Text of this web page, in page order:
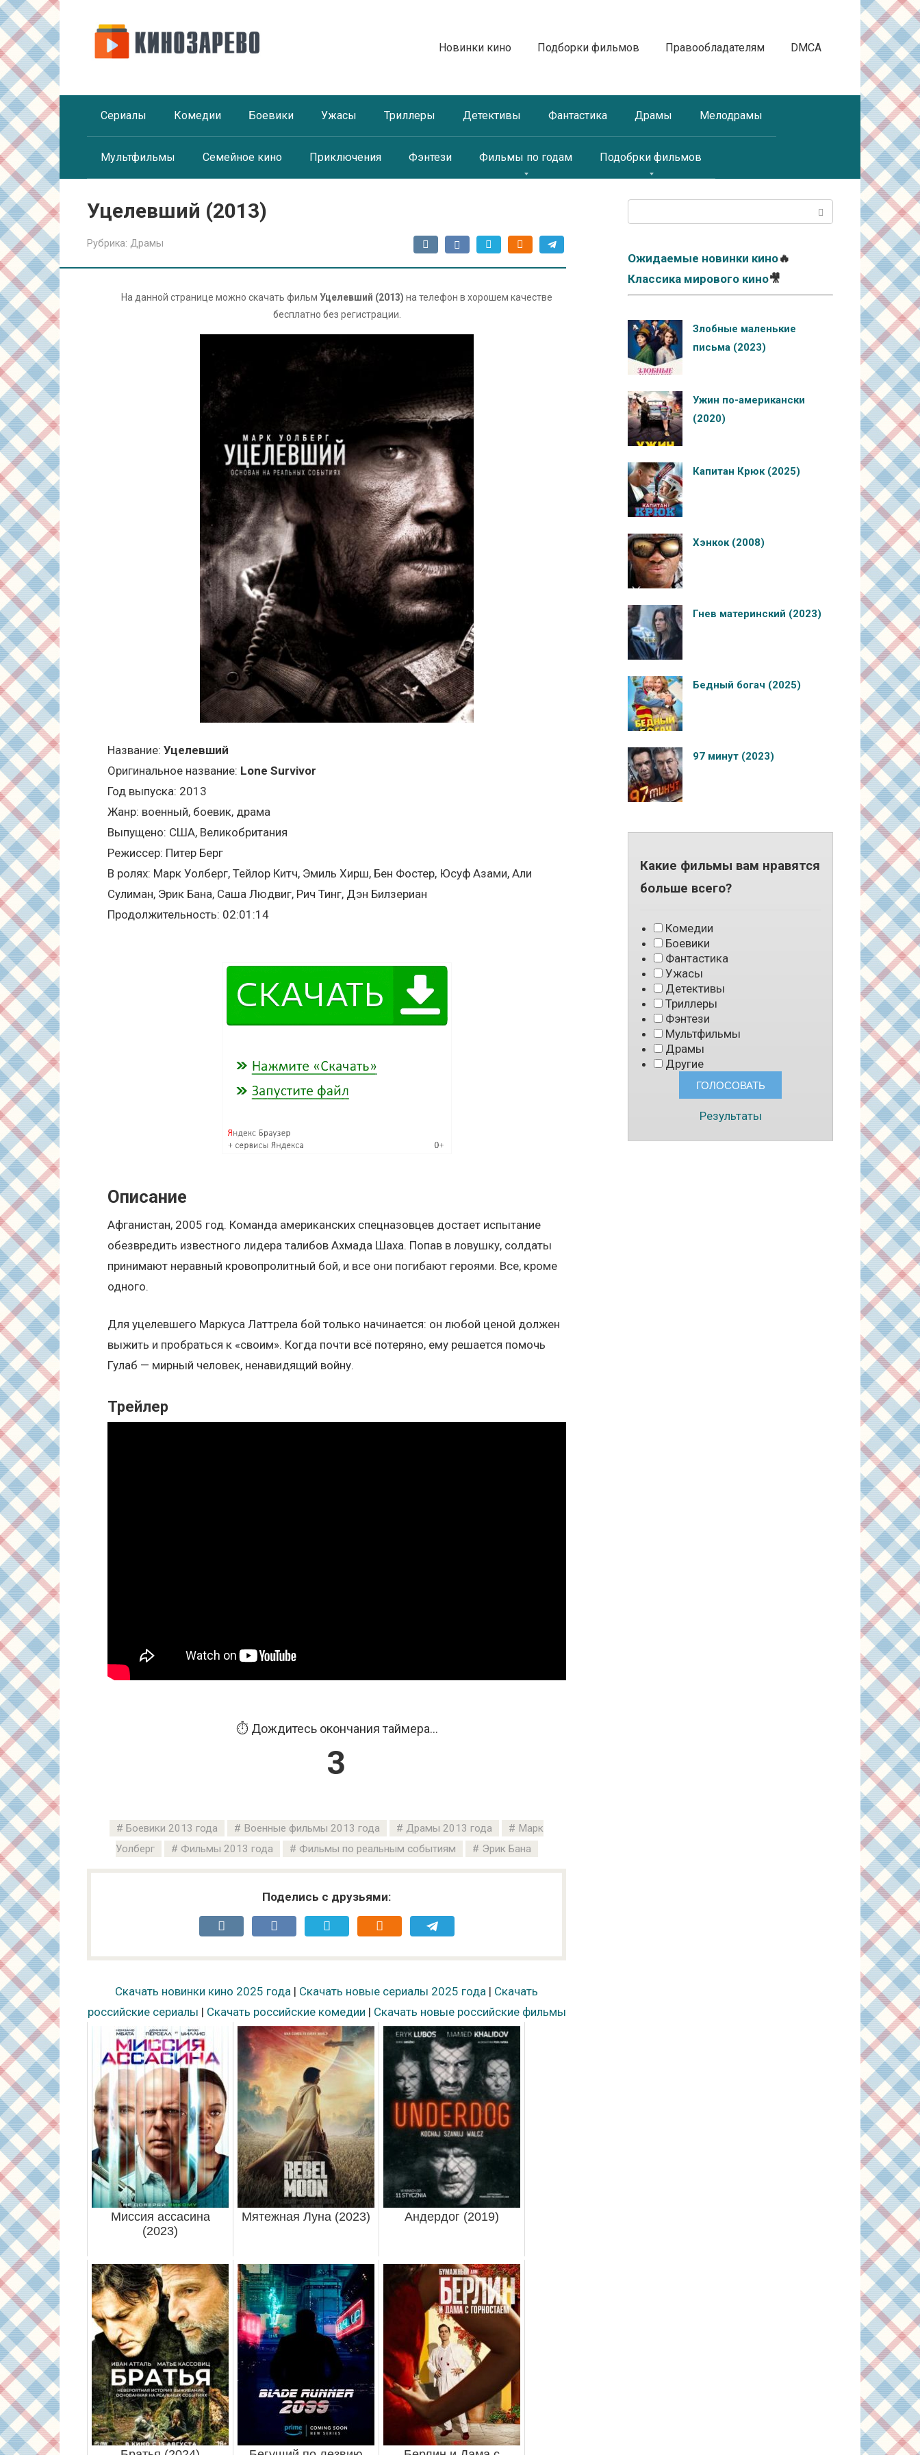
Перейти
к
контенту
Новинки кино Подборки фильмов Правообладателям DMCA
Сериалы Комедии Боевики Ужасы Триллеры Детективы Фантастика Драмы Мелодрамы
Мультфильмы Семейное кино Приключения Фэнтези Фильмы по годам Подобрки фильмов
Уцелевший (2013)
Рубрика: Драмы
На данной странице можно скачать фильм Уцелевший (2013) на телефон в хорошем качестве
бесплатно без регистрации.
Название: Уцелевший
Оригинальное название: Lone Survivor
Год выпуска: 2013
Жанр: военный, боевик, драма
Выпущено: США, Великобритания
Режиссер: Питер Берг
В ролях: Марк Уолберг, Тейлор Китч, Эмиль Хирш, Бен Фостер, Юсуф Азами, Али
Сулиман, Эрик Бана, Саша Людвиг, Рич Тинг, Дэн Билзериан
Продолжительность: 02:01:14
Описание
Афганистан, 2005 год. Команда американских спецназовцев достает испытание
обезвредить известного лидера талибов Ахмада Шаха. Попав в ловушку, солдаты
принимают неравный кровопролитный бой, и все они погибают героями. Все, кроме
одного.
Для уцелевшего Маркуса Латтрела бой только начинается: он любой ценой должен
выжить и пробраться к «своим». Когда почти всё потеряно, ему решается помочь
Гулаб — мирный человек, ненавидящий войну.
Трейлер
⏱️ Дождитесь окончания таймера...
2
Боевики 2013 года Военные фильмы 2013 года Драмы 2013 года
Марк
Уолберг
Фильмы 2013 года Фильмы по реальным событиям Эрик Бана
Поделись с друзьями:
Скачать новинки кино 2025 года | Скачать новые сериалы 2025 года | Скачать
российские сериалы | Скачать российские комедии | Скачать новые российские фильмы
Миссия ассасина
(2023)
Мятежная Луна (2023) Андердог (2019)
Ожидаемые новинки кино🔥
Классика мирового кино🎥
Злобные маленькие
письма (2023)
Ужин по-американски
(2020)
Капитан Крюк (2025)
Хэнкок (2008)
Гнев материнский (2023)
Бедный богач (2025)
97 минут (2023)
Какие фильмы вам нравятся
больше всего?
Комедии
Боевики
Фантастика
Ужасы
Детективы
Триллеры
Фэнтези
Мультфильмы
Драмы
Другие
Результаты